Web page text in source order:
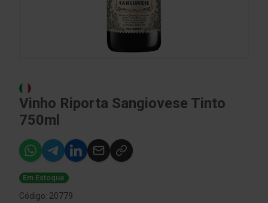
Vinho Riporta Sangiovese Tinto
750ml
Em Estoque
Código: 20779